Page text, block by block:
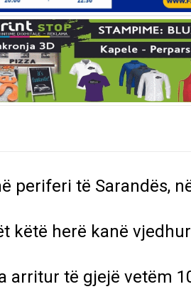
periferi të Sarandës,
këtë herë kanë
arritur të gjejë vetëm